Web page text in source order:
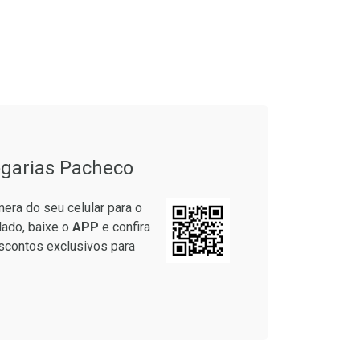
Pacheco
do seu celular para o
baixe o APP e confira
exclusivos para